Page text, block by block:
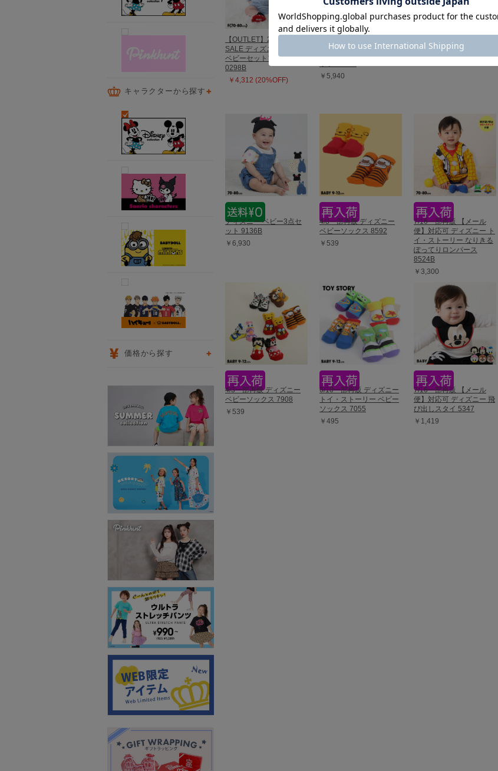
【OUTLET】20%OFF
SALE ディズニー デニム
ベビーセットアップ
0298B
￥4,312 (20%OFF)
￥5,940
クターべビータイツ 9604
ディズニー ベビー3点セ
ット 9136B
￥6,930
4/8一部再販 ディズニー
ベビーソックス 8592
￥539
7/16一部再販 【メール
便】対応可 ディズニー ト
イ・ストーリー なりきる
ぽってりロンパース
8524B
￥3,300
4/3一部再販 ディズニー
ベビーソックス 7908
￥539
6/10一部再販 ディズニー
トイ・ストーリー ベビー
ソックス 7055
￥495
7/16一部再販 【メール
便】対応可 ディズニー 飛
び出しスタイ 5347
￥1,419
キャラクターから探す
価格から探す